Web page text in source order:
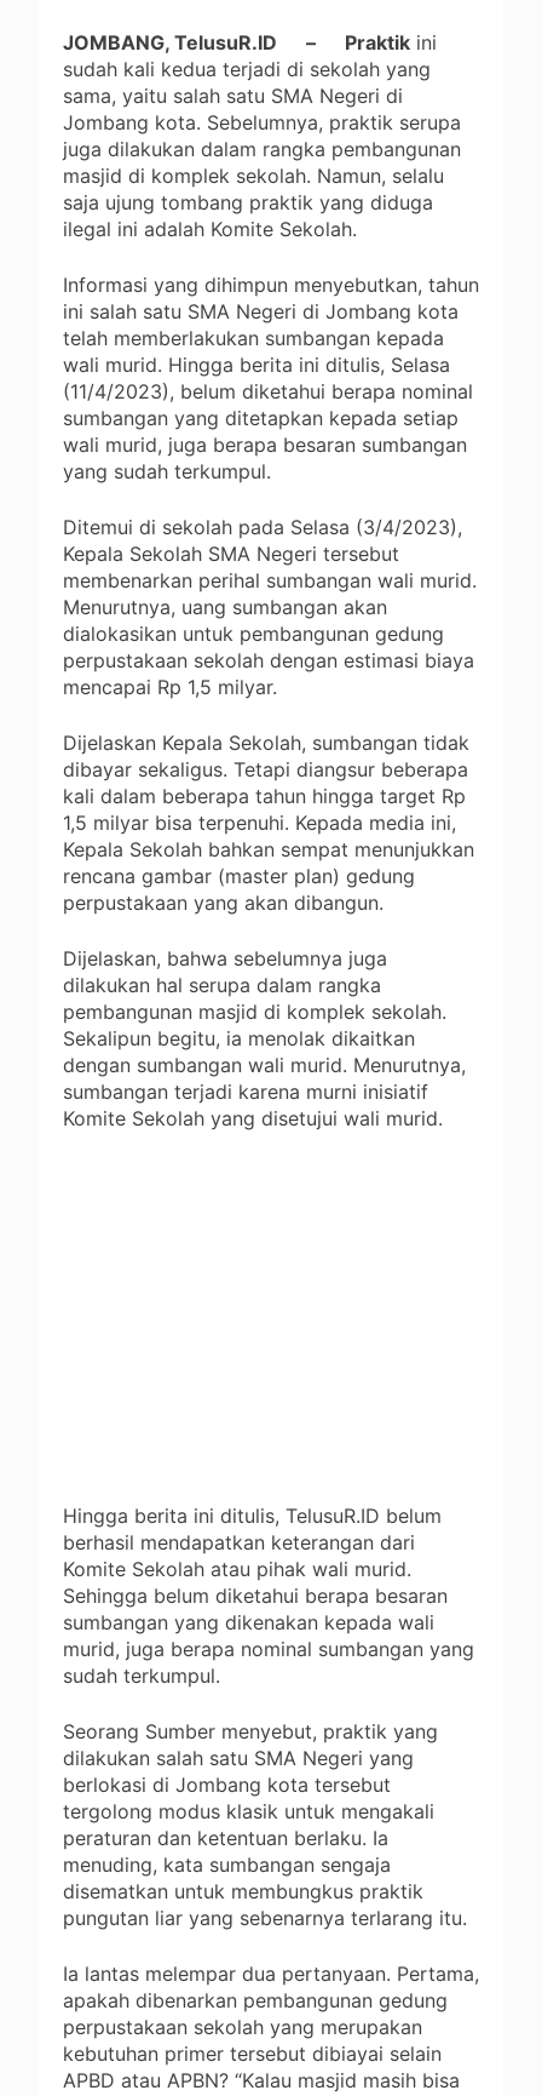
JOMBANG, TelusuR.ID – Praktik ini
sudah kali kedua terjadi di sekolah yang
sama, yaitu salah satu SMA Negeri di
Jombang kota. Sebelumnya, praktik serupa
juga dilakukan dalam rangka pembangunan
masjid di komplek sekolah. Namun, selalu
saja ujung tombang praktik yang diduga
ilegal ini adalah Komite Sekolah.
Informasi yang dihimpun menyebutkan, tahun
ini salah satu SMA Negeri di Jombang kota
telah memberlakukan sumbangan kepada
wali murid. Hingga berita ini ditulis, Selasa
(11/4/2023), belum diketahui berapa nominal
sumbangan yang ditetapkan kepada setiap
wali murid, juga berapa besaran sumbangan
yang sudah terkumpul.
Ditemui di sekolah pada Selasa (3/4/2023),
Kepala Sekolah SMA Negeri tersebut
membenarkan perihal sumbangan wali murid.
Menurutnya, uang sumbangan akan
dialokasikan untuk pembangunan gedung
perpustakaan sekolah dengan estimasi biaya
mencapai Rp 1,5 milyar.
Dijelaskan Kepala Sekolah, sumbangan tidak
dibayar sekaligus. Tetapi diangsur beberapa
kali dalam beberapa tahun hingga target Rp
1,5 milyar bisa terpenuhi. Kepada media ini,
Kepala Sekolah bahkan sempat menunjukkan
rencana gambar (master plan) gedung
perpustakaan yang akan dibangun.
Dijelaskan, bahwa sebelumnya juga
dilakukan hal serupa dalam rangka
pembangunan masjid di komplek sekolah.
Sekalipun begitu, ia menolak dikaitkan
dengan sumbangan wali murid. Menurutnya,
sumbangan terjadi karena murni inisiatif
Komite Sekolah yang disetujui wali murid.
Hingga berita ini ditulis, TelusuR.ID belum
berhasil mendapatkan keterangan dari
Komite Sekolah atau pihak wali murid.
Sehingga belum diketahui berapa besaran
sumbangan yang dikenakan kepada wali
murid, juga berapa nominal sumbangan yang
sudah terkumpul.
Seorang Sumber menyebut, praktik yang
dilakukan salah satu SMA Negeri yang
berlokasi di Jombang kota tersebut
tergolong modus klasik untuk mengakali
peraturan dan ketentuan berlaku. Ia
menuding, kata sumbangan sengaja
disematkan untuk membungkus praktik
pungutan liar yang sebenarnya terlarang itu.
Ia lantas melempar dua pertanyaan. Pertama,
apakah dibenarkan pembangunan gedung
perpustakaan sekolah yang merupakan
kebutuhan primer tersebut dibiayai selain
APBD atau APBN? “Kalau masjid masih bisa